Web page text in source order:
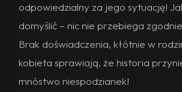
odpowiedzialny za jego sytuację!
domyślić – nic nie przebiega
Brak doświadczenia, kłótnie w
kobieta sprawiają, że historia
mnóstwo niespodzianek!